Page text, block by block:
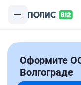
Оформите
Волгограде